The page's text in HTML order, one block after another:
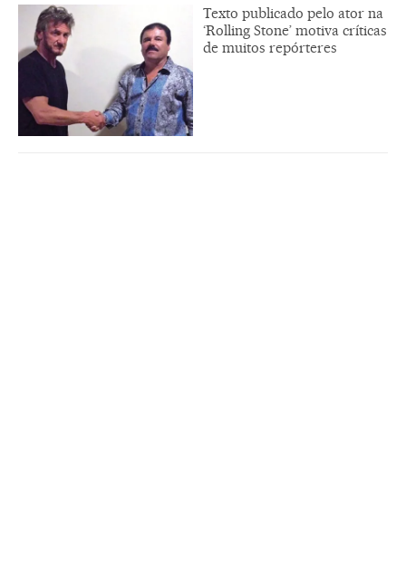
Texto publicado pelo ator na
‘Rolling Stone’ motiva críticas
de muitos repórteres